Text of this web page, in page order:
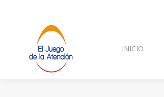
INICIO
INICIO NOSOTROS